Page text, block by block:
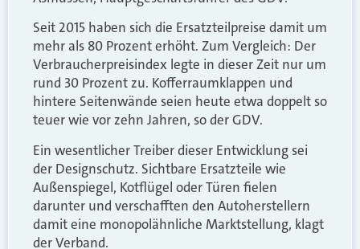
Seit 2015 haben sich die Ersatzteilpreise damit um
mehr als 80 Prozent erhöht. Zum Vergleich: Der
Verbraucherpreisindex legte in dieser Zeit nur um
rund 30 Prozent zu. Kofferraumklappen und
hintere Seitenwände seien heute etwa doppelt so
teuer wie vor zehn Jahren, so der GDV.
Ein wesentlicher Treiber dieser Entwicklung sei
der Designschutz. Sichtbare Ersatzteile wie
Außenspiegel, Kotflügel oder Türen fielen
darunter und verschafften den Autoherstellern
damit eine monopolähnliche Marktstellung, klagt
der Verband.